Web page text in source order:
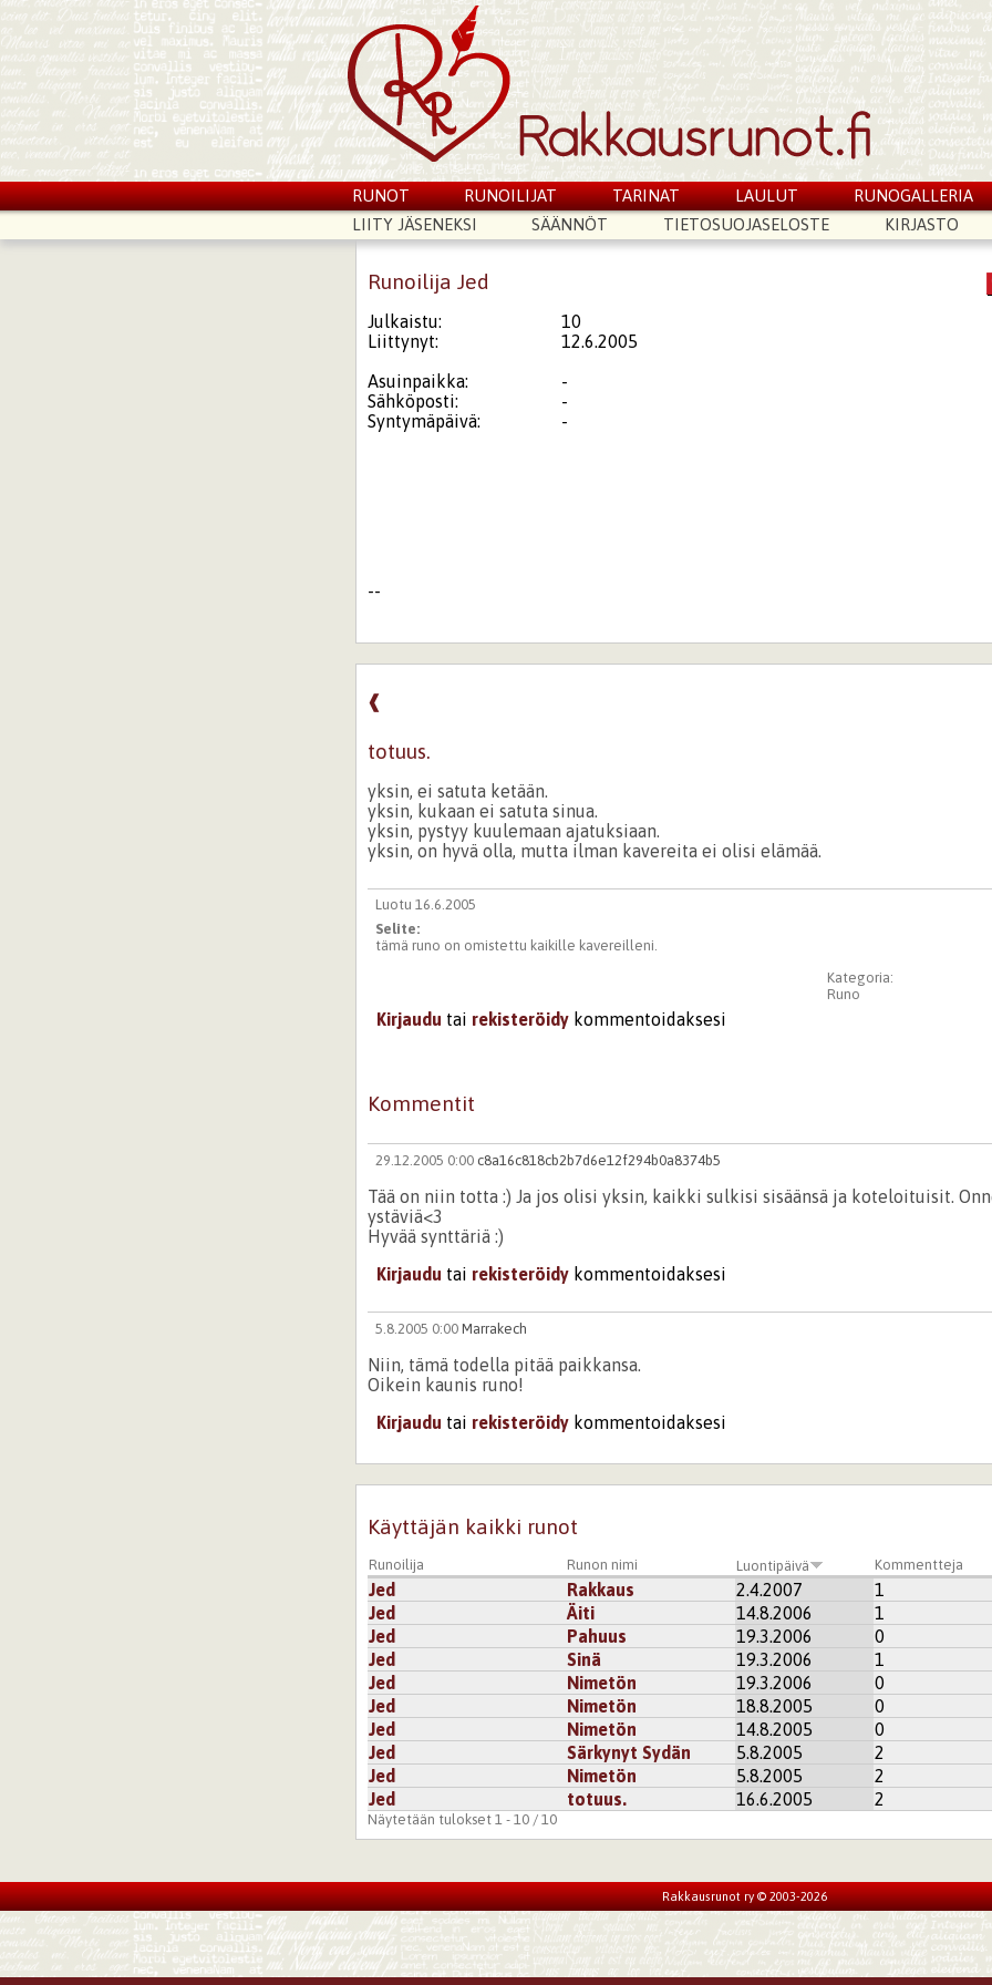
RUNOT RUNOILIJAT TARINAT LAULUT
RUNOGALLERIA
LIITY JÄSENEKSI
SÄÄNNÖT TIETOSUOJASELOSTE KIRJASTO
Runoilija Jed
Julkaistu:
10
Liittynyt:
12.6.2005
Asuinpaikka:
-
Sähköposti:
-
Syntymäpäivä:
-
--
❰
totuus.
yksin, ei satuta ketään.
yksin, kukaan ei satuta sinua.
yksin, pystyy kuulemaan ajatuksiaan.
yksin, on hyvä olla, mutta ilman kavereita ei olisi elämää.
Luotu 16.6.2005
Selite:
tämä runo on omistettu kaikille kavereilleni.
Kategoria:
Runo
Kirjaudu tai rekisteröidy kommentoidaksesi
Kommentit
29.12.2005 0:00 c8a16c818cb2b7d6e12f294b0a8374b5
Tää on niin totta :) Ja jos olisi yksin, kaikki sulkisi sisäänsä ja koteloituisit.
ystäviä<3
Hyvää synttäriä :)
Kirjaudu tai rekisteröidy kommentoidaksesi
5.8.2005 0:00 Marrakech
Niin, tämä todella pitää paikkansa.
Oikein kaunis runo!
Kirjaudu tai rekisteröidy kommentoidaksesi
Käyttäjän kaikki runot
Runoilija Runon nimi Luontipäivä Kommentteja
Jed Rakkaus 2.4.2007 1
Jed
Äiti 14.8.2006 1
Jed
Pahuus 19.3.2006 0
Jed
Sinä 19.3.2006 1
Jed
Nimetön 19.3.2006 0
Jed
Nimetön 18.8.2005 0
Jed
Nimetön 14.8.2005 0
Jed
Särkynyt Sydän 5.8.2005 2
Jed
Nimetön 5.8.2005 2
Jed
totuus. 16.6.2005 2
Näytetään tulokset 1 - 10 / 10
Rakkausrunot ry © 2003-2026